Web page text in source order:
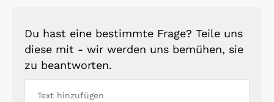
Du hast eine bestimmte Frage? Teile uns
diese mit - wir werden uns bemühen, sie
zu beantworten.